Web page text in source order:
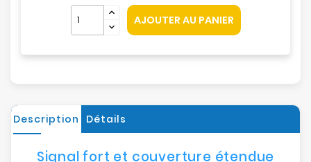
AJOUTER AU PANIER
Description Détails
Signal fort et couverture étendue